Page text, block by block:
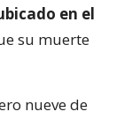
en el
su muerte
nueve de